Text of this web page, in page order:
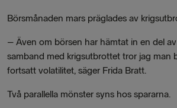
Börsmånaden mars präglades av
– Även om börsen har hämtat in en del
samband med krigsutbrottet tror jag man
fortsatt volatilitet, säger Frida Bratt.
Två parallella mönster syns hos spararna.